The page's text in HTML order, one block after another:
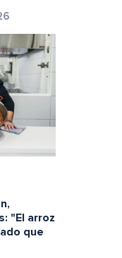
"El arroz
que